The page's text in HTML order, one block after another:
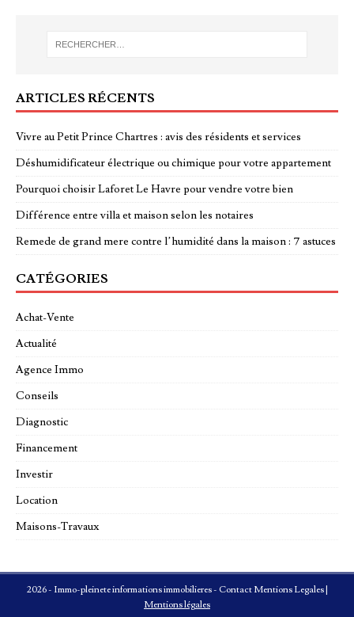
ARTICLES RÉCENTS
Vivre au Petit Prince Chartres : avis des résidents et services
Déshumidificateur électrique ou chimique pour votre appartement
Pourquoi choisir Laforet Le Havre pour vendre votre bien
Différence entre villa et maison selon les notaires
Remede de grand mere contre l’humidité dans la maison : 7 astuces
CATÉGORIES
Achat-Vente
Actualité
Agence Immo
Conseils
Diagnostic
Financement
Investir
Location
Maisons-Travaux
2026 - Immo-pleinete informations immobilieres - Contact Mentions Legales|
Mentions légales